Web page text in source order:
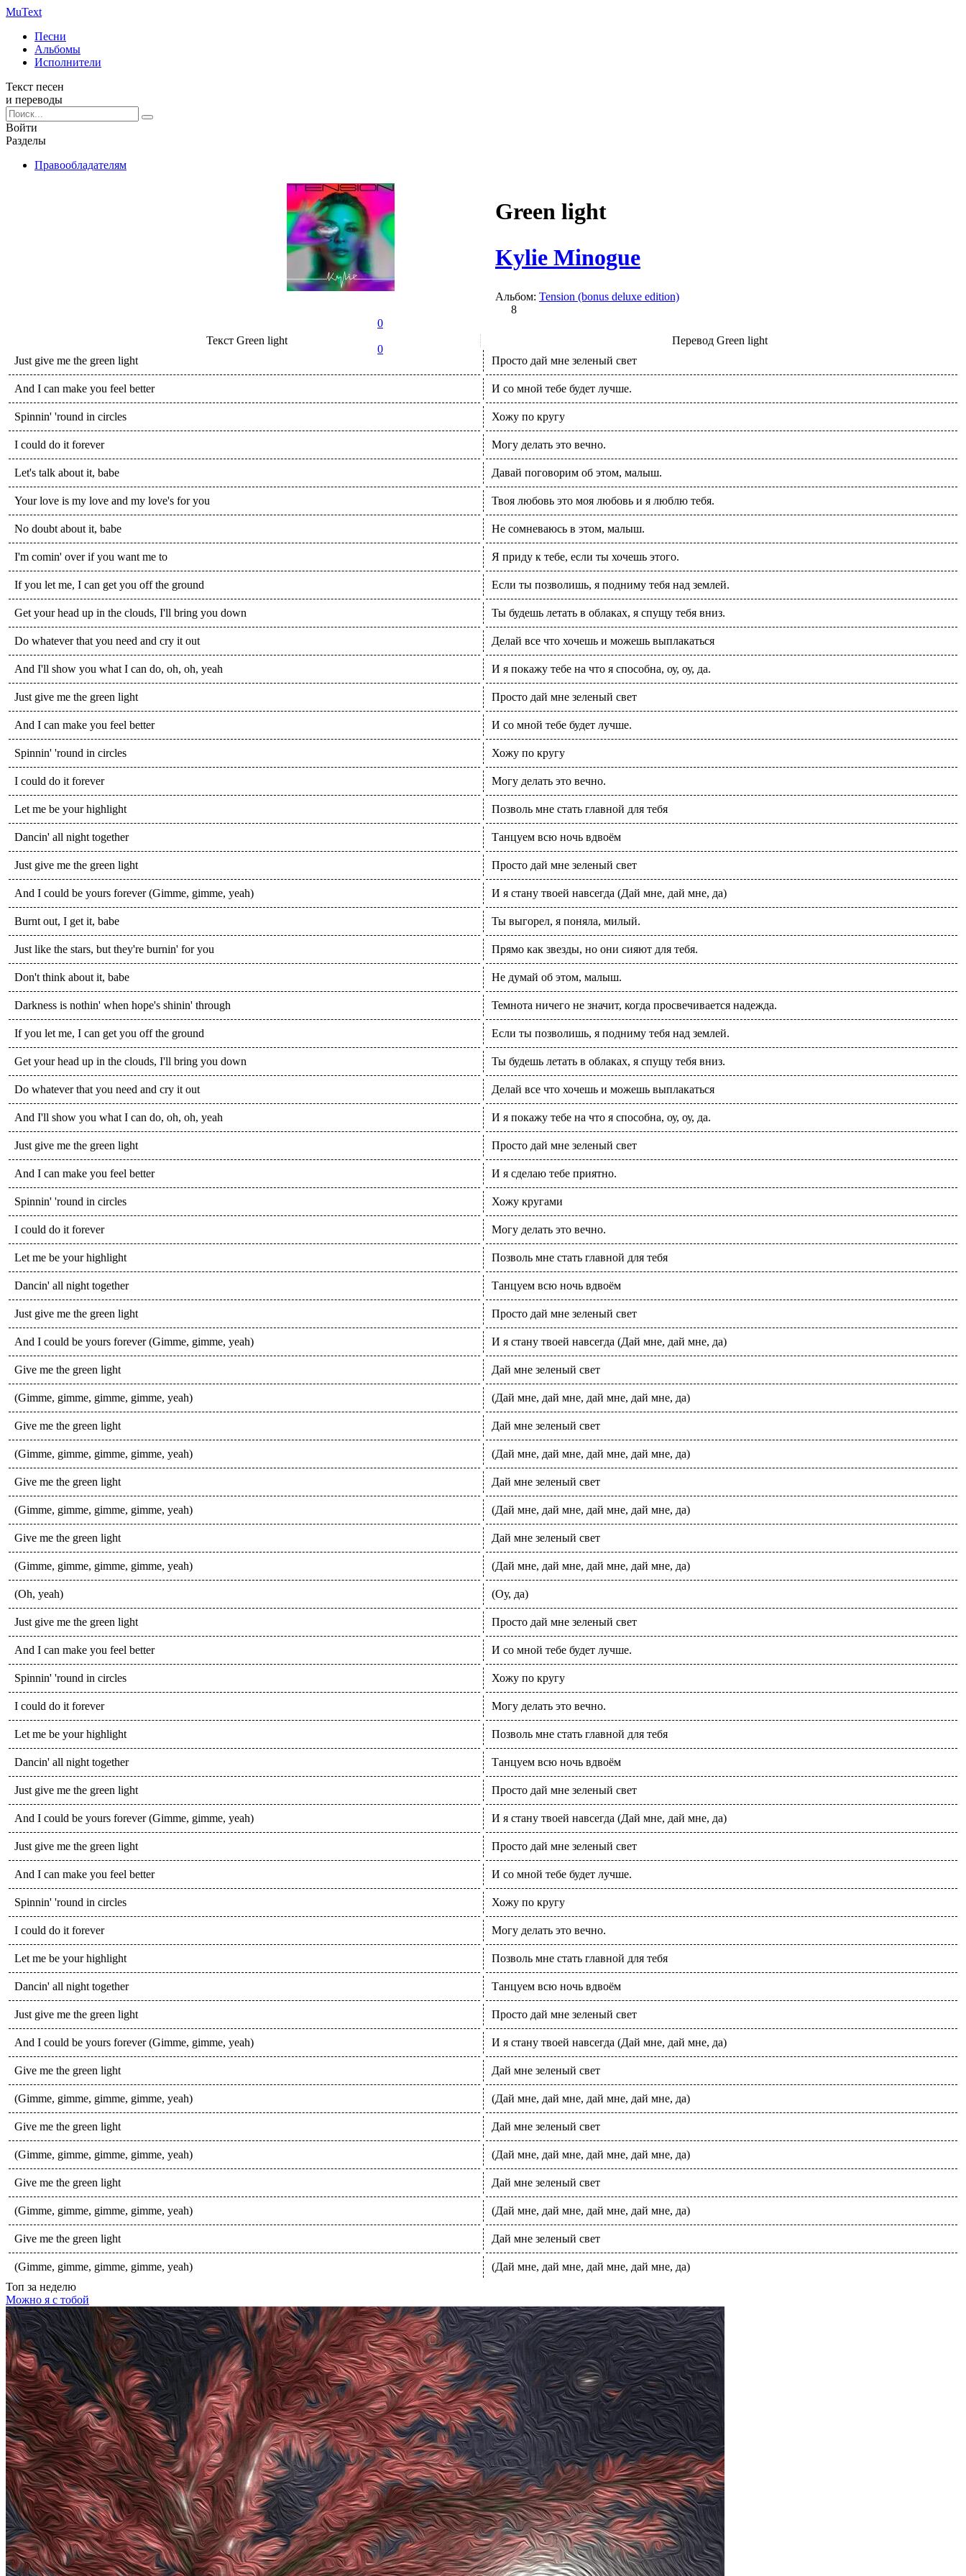
MuText
Песни
Альбомы
Исполнители
Текст песен
и переводы
Войти
Разделы
Правообладателям
0
0
Green light
Kylie Minogue
Альбом: Tension (bonus deluxe edition)
8
ТекстGreen light ПереводGreen light
Just give me the green light
And I can make you feel better
Spinnin' 'round in circles
I could do it forever
Let's talk about it, babe
Your love is my love and my love's for you
No doubt about it, babe
I'm comin' over if you want me to
If you let me, I can get you off the ground
Get your head up in the clouds, I'll bring you down
Do whatever that you need and cry it out
And I'll show you what I can do, oh, oh, yeah
Just give me the green light
And I can make you feel better
Spinnin' 'round in circles
I could do it forever
Let me be your highlight
Dancin' all night together
Just give mе the green light
And I could be yours forevеr (Gimme, gimme, yeah)
Burnt out, I get it, babe
Just like the stars, but they're burnin' for you
Don't think about it, babe
Darkness is nothin' when hope's shinin' through
If you let me, I can get you off the ground
Get your head up in the clouds, I'll bring you down
Do whatever that you need and cry it out
And I'll show you what I can do, oh, oh, yeah
Just give me the green light
And I can make you feel better
Spinnin' 'round in circles
I could do it forever
Let me be your highlight
Dancin' all night together
Just give me the green light
And I could be yours forever (Gimme, gimme, yeah)
Give me the green light
(Gimme, gimme, gimme, gimme, yeah)
Give me the green light
(Gimme, gimme, gimme, gimme, yeah)
Give me the green light
(Gimme, gimme, gimme, gimme, yeah)
Give me the green light
(Gimme, gimme, gimme, gimme, yeah)
(Oh, yeah)
Just give me the green light
And I can make you feel better
Spinnin' 'round in circles
I could do it forever
Let me be your highlight
Dancin' all night together
Just give me the green light
And I could be yours forever (Gimme, gimme, yeah)
Just give me the green light
And I can make you feel better
Spinnin' 'round in circles
I could do it forever
Let me be your highlight
Dancin' all night together
Just give me the green light
And I could be yours forever (Gimme, gimme, yeah)
Give me the green light
(Gimme, gimme, gimme, gimme, yeah)
Give me the green light
(Gimme, gimme, gimme, gimme, yeah)
Give me the green light
(Gimme, gimme, gimme, gimme, yeah)
Give me the green light
(Gimme, gimme, gimme, gimme, yeah)
Просто дай мне зеленый свет
И со мной тебе будет лучше.
Хожу по кругу
Могу делать это вечно.
Давай поговорим об этом, малыш.
Твоя любовь это моя любовь и я люблю тебя.
Не сомневаюсь в этом, малыш.
Я приду к тебе, если ты хочешь этого.
Если ты позволишь, я подниму тебя над землей.
Ты будешь летать в облаках, я спущу тебя вниз.
Делай все что хочешь и можешь выплакаться
И я покажу тебе на что я способна, оу, оу, да.
Просто дай мне зеленый свет
И со мной тебе будет лучше.
Хожу по кругу
Могу делать это вечно.
Позволь мне стать главной для тебя
Танцуем всю ночь вдвоём
Просто дай мне зеленый свет
И я стану твоей навсегда (Дай мне, дай мне, да)
Ты выгорел, я поняла, милый.
Прямо как звезды, но они сияют для тебя.
Не думай об этом, малыш.
Темнота ничего не значит, когда просвечивается надежда.
Если ты позволишь, я подниму тебя над землей.
Ты будешь летать в облаках, я спущу тебя вниз.
Делай все что хочешь и можешь выплакаться
И я покажу тебе на что я способна, оу, оу, да.
Просто дай мне зеленый свет
И я сделаю тебе приятно.
Хожу кругами
Могу делать это вечно.
Позволь мне стать главной для тебя
Танцуем всю ночь вдвоём
Просто дай мне зеленый свет
И я стану твоей навсегда (Дай мне, дай мне, да)
Дай мне зеленый свет
(Дай мне, дай мне, дай мне, дай мне, да)
Дай мне зеленый свет
(Дай мне, дай мне, дай мне, дай мне, да)
Дай мне зеленый свет
(Дай мне, дай мне, дай мне, дай мне, да)
Дай мне зеленый свет
(Дай мне, дай мне, дай мне, дай мне, да)
(Оу, да)
Просто дай мне зеленый свет
И со мной тебе будет лучше.
Хожу по кругу
Могу делать это вечно.
Позволь мне стать главной для тебя
Танцуем всю ночь вдвоём
Просто дай мне зеленый свет
И я стану твоей навсегда (Дай мне, дай мне, да)
Просто дай мне зеленый свет
И со мной тебе будет лучше.
Хожу по кругу
Могу делать это вечно.
Позволь мне стать главной для тебя
Танцуем всю ночь вдвоём
Просто дай мне зеленый свет
И я стану твоей навсегда (Дай мне, дай мне, да)
Дай мне зеленый свет
(Дай мне, дай мне, дай мне, дай мне, да)
Дай мне зеленый свет
(Дай мне, дай мне, дай мне, дай мне, да)
Дай мне зеленый свет
(Дай мне, дай мне, дай мне, дай мне, да)
Дай мне зеленый свет
(Дай мне, дай мне, дай мне, дай мне, да)
Топ за неделю
Можно я с тобой